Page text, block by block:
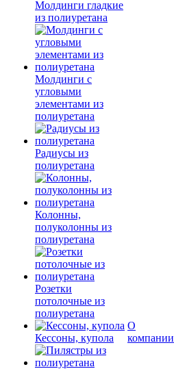
Молдинги гладкие
из полиуретана
Молдинги с
угловыми
элементами из
полиуретана
Радиусы из
полиуретана
Колонны,
полуколонны из
полиуретана
Розетки
потолочные из
полиуретана
Кессоны, купола
О
компании